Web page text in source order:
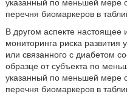
указанный по меньшей мере
перечня биомаркеров в
В другом аспекте настоящее
мониторинга риска развития
или связанного с диабетом
образце от субъекта по
указанный по меньшей мере
перечня биомаркеров в